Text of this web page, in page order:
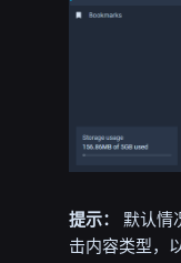
提示：
默认情
击内容类型，